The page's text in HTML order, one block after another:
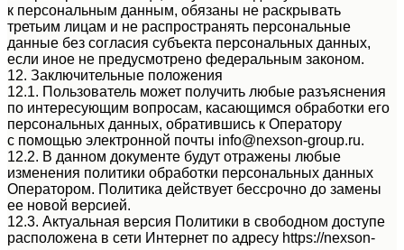
к персональным данным, обязаны не раскрывать
третьим лицам и не распространять персональные
данные без согласия субъекта персональных данных,
если иное не предусмотрено федеральным законом.
12. Заключительные положения
12.1. Пользователь может получить любые разъяснения
по интересующим вопросам, касающимся обработки его
персональных данных, обратившись к Оператору
с помощью электронной почты info@nexson-group.ru.
12.2. В данном документе будут отражены любые
изменения политики обработки персональных данных
Оператором. Политика действует бессрочно до замены
ее новой версией.
12.3. Актуальная версия Политики в свободном доступе
расположена в сети Интернет по адресу https://nexson-